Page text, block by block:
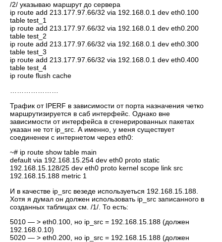
/2/ указываю маршрут до сервера
ip route add 213.177.97.66/32 via 192.168.0.1 dev eth0.100
table test_1
ip route add 213.177.97.66/32 via 192.168.0.1 dev eth0.200
table test_2
ip route add 213.177.97.66/32 via 192.168.0.1 dev eth0.300
table test_3
ip route add 213.177.97.66/32 via 192.168.0.1 dev eth0.400
table test_4
ip route flush cache
…………………
Трафик от IPERF в зависимости от порта назначения четко
маршрутизируется в саб интерфейс. Однако вне
зависимости от интерфейса в сгенерированных пакетах
указан не тот ip_src. А именно, у меня существует
соединенеи с интернетом через eth0:
~# ip route show table main
default via 192.168.15.254 dev eth0 proto static
192.168.15.128/25 dev eth0 proto kernel scope link src
192.168.15.188 metric 1
И в качестве ip_src везеде используеться 192.168.15.188.
Хотя я думал он должен использовать ip_src записанного в
созданных таблицах см. /1/. То есть:
5010 — > eth0.100, но ip_src = 192.168.15.188 (должен
192.168.0.10)
5020 — > eth0.200, но ip_src = 192.168.15.188 (должен